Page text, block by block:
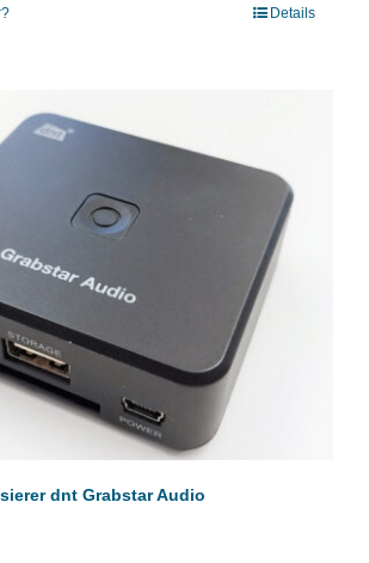
Details
dnt Grabstar Audio